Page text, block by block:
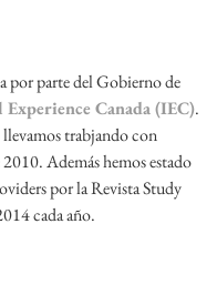
por parte del Gobierno de
Canada (IEC).
trabjando con
Además hemos estado
por la Revista Study
cada año.